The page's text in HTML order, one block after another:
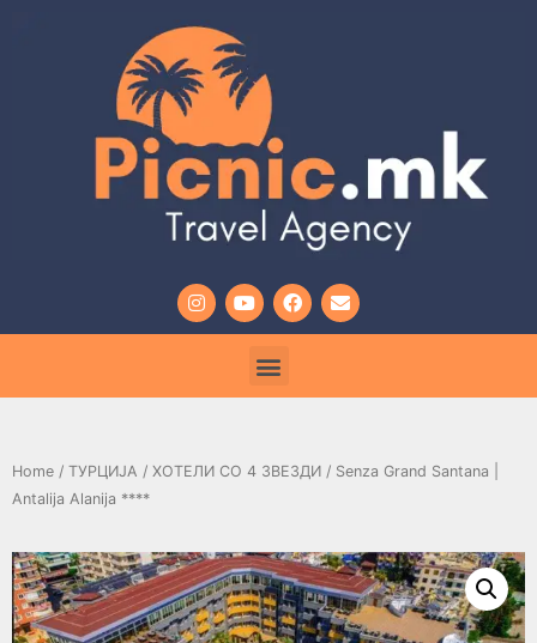
Home / ТУРЦИЈА / ХОТЕЛИ СО 4 ЗВЕЗДИ / Senza Grand Santana |
Antalija Alanija ****